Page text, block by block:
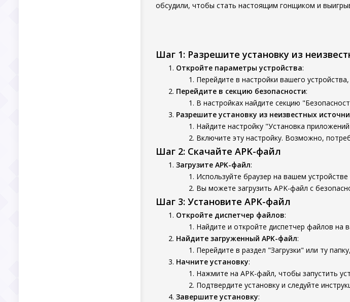
обсудили, чтобы стать настоящим гонщиком и
Шаг 1: Разрешите установку из
Откройте параметры устройства:
Перейдите в настройки вашего
Перейдите в секцию безопасности:
В настройках найдите секцию
Разрешите установку из неизвестных
Найдите настройку "Установка
Включите эту настройку. Возможно,
Шаг 2: Скачайте APK-файл
Загрузите APK-файл:
Используйте браузер на вашем
Вы можете загрузить APK-файл с
Шаг 3: Установите APK-файл
Откройте диспетчер файлов:
Найдите и откройте диспетчер файлов на
Найдите загруженный APK-файл:
Перейдите в раздел "Загрузки" или ту
Начните установку:
Нажмите на APK-файл, чтобы запустить
Подтвердите установку и следуйте
Завершите установку: